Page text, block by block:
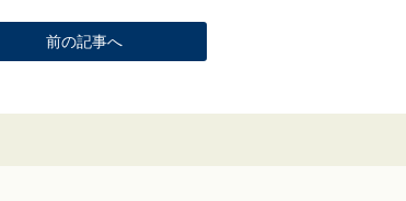
前の記事へ